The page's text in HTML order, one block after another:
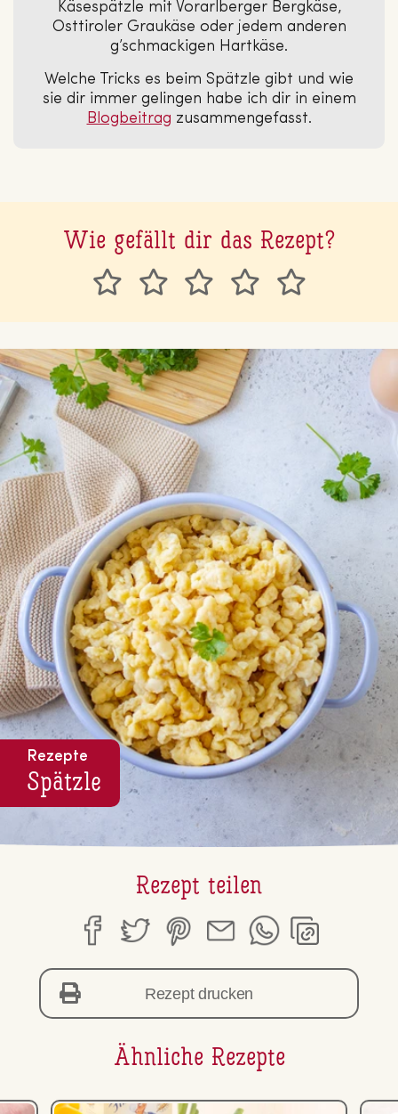
Käsespätzle mit Vorarlberger Bergkäse,
Osttiroler Graukäse oder jedem anderen
g’schmackigen Hartkäse.
Welche Tricks es beim Spätzle gibt und wie
sie dir immer gelingen habe ich dir in einem
Blog­bei­trag zusammengefasst.
Wie gefällt dir das Rezept?
Rezepte
Spätzle
Rezept teilen
Rezept drucken
Ähnliche Rezepte